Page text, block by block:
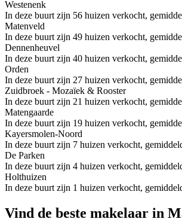
Westenenk
In deze buurt zijn 56 huizen verkocht,
Matenveld
In deze buurt zijn 49 huizen verkocht,
Dennenheuvel
In deze buurt zijn 40 huizen verkocht,
Orden
In deze buurt zijn 27 huizen verkocht,
Zuidbroek - Mozaïek & Rooster
In deze buurt zijn 21 huizen verkocht,
Matengaarde
In deze buurt zijn 19 huizen verkocht,
Kayersmolen-Noord
In deze buurt zijn 7 huizen verkocht,
De Parken
In deze buurt zijn 4 huizen verkocht,
Holthuizen
In deze buurt zijn 1 huizen verkocht,
Vind de beste makelaar in